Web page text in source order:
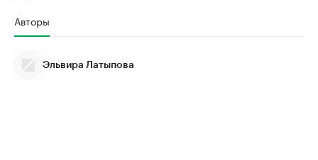
Авторы
Эльвира Латыпова